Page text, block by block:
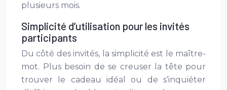
plusieurs mois.
Simplicité d’utilisation pour les invités
participants
Du côté des invités, la simplicité est le maître-
mot. Plus besoin de se creuser la tête pour
trouver le cadeau idéal ou de s’inquiéter